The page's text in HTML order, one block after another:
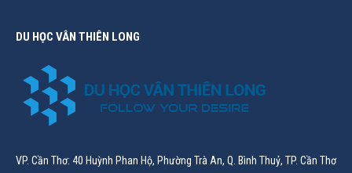
DU HỌC VÂN THIÊN LONG
VP. Cần Thơ: 40 Huỳnh Phan Hộ, Phường Trà An, Q. Bình Thuỷ, TP. Cần Thơ